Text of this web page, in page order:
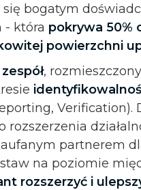
się bogatym
- która pokrywa 50%
powierzchni
,
Verification).
partnerem
na poziomie
rozszerzyć i